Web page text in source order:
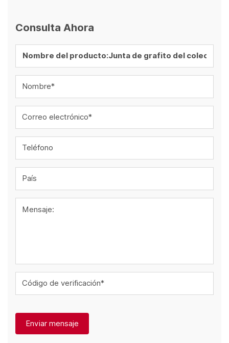
Consulta Ahora
Nombre*
Correo electrónico*
Teléfono
País
Mensaje:
Código de verificación*
Enviar mensaje